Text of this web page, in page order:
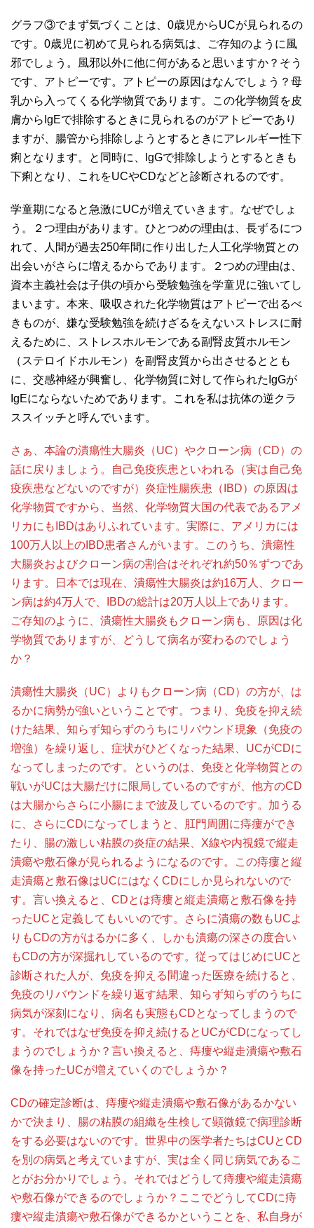
グラフ③でまず気づくことは、0歳児からUCが見られるの
です。0歳児に初めて見られる病気は、ご存知のように風
邪でしょう。風邪以外に他に何があると思いますか？そう
です、アトピーです。アトピーの原因はなんでしょう？母
乳から入ってくる化学物質であります。この化学物質を皮
膚からIgEで排除するときに見られるのがアトピーであり
ますが、腸管から排除しようとするときにアレルギー性下
痢となります。と同時に、IgGで排除しようとするときも
下痢となり、これをUCやCDなどと診断されるのです。
学童期になると急激にUCが増えていきます。なぜでしょ
う。２つ理由があります。ひとつめの理由は、長ずるにつ
れて、人間が過去250年間に作り出した人工化学物質との
出会いがさらに増えるからであります。２つめの理由は、
資本主義社会は子供の頃から受験勉強を学童児に強いてし
まいます。本来、吸収された化学物質はアトピーで出るべ
きものが、嫌な受験勉強を続けざるをえないストレスに耐
えるために、ストレスホルモンである副腎皮質ホルモン
（ステロイドホルモン）を副腎皮質から出させるととも
に、交感神経が興奮し、化学物質に対して作られたIgGが
IgEにならないためであります。これを私は抗体の逆クラ
ススイッチと呼んでいます。
さぁ、本論の潰瘍性大腸炎（UC）やクローン病（CD）の
話に戻りましょう。自己免疫疾患といわれる（実は自己免
疫疾患などないのですが）炎症性腸疾患（IBD）の原因は
化学物質ですから、当然、化学物質大国の代表であるアメ
リカにもIBDはありふれています。実際に、アメリカには
100万人以上のIBD患者さんがいます。このうち、潰瘍性
大腸炎およびクローン病の割合はそれぞれ約50％ずつであ
ります。日本では現在、潰瘍性大腸炎は約16万人、クロー
ン病は約4万人で、IBDの総計は20万人以上であります。
ご存知のように、潰瘍性大腸炎もクローン病も、原因は化
学物質でありますが、どうして病名が変わるのでしょう
か？
潰瘍性大腸炎（UC）よりもクローン病（CD）の方が、は
るかに病勢が強いということです。つまり、免疫を抑え続
けた結果、知らず知らずのうちにリバウンド現象（免疫の
増強）を繰り返し、症状がひどくなった結果、UCがCDに
なってしまったのです。というのは、免疫と化学物質との
戦いがUCは大腸だけに限局しているのですが、他方のCD
は大腸からさらに小腸にまで波及しているのです。加うる
に、さらにCDになってしまうと、肛門周囲に痔瘻ができ
たり、腸の激しい粘膜の炎症の結果、X線や内視鏡で縦走
潰瘍や敷石像が見られるようになるのです。この痔瘻と縦
走潰瘍と敷石像はUCにはなくCDにしか見られないので
す。言い換えると、CDとは痔瘻と縦走潰瘍と敷石像を持
ったUCと定義してもいいのです。さらに潰瘍の数もUCよ
りもCDの方がはるかに多く、しかも潰瘍の深さの度合い
もCDの方が深掘れしているのです。従ってはじめにUCと
診断された人が、免疫を抑える間違った医療を続けると、
免疫のリバウンドを繰り返す結果、知らず知らずのうちに
病気が深刻になり、病名も実態もCDとなってしまうので
す。それではなぜ免疫を抑え続けるとUCがCDになってし
まうのでしょうか？言い換えると、痔瘻や縦走潰瘍や敷石
像を持ったUCが増えていくのでしょうか？
CDの確定診断は、痔瘻や縦走潰瘍や敷石像があるかない
かで決まり、腸の粘膜の組織を生検して顕微鏡で病理診断
をする必要はないのです。世界中の医学者たちはCUとCD
を別の病気と考えていますが、実は全く同じ病気であるこ
とがお分かりでしょう。それではどうして痔瘻や縦走潰瘍
や敷石像ができるのでしょうか？ここでどうしてCDに痔
瘻や縦走潰瘍や敷石像ができるかということを、私自身が